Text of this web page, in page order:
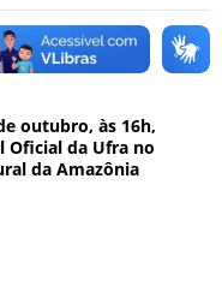
e
outubro, às 16h,
Oficial da Ufra no
da Amazônia